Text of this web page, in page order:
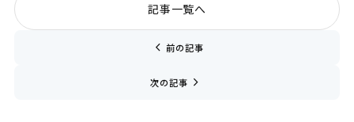
chevron_left 前の記事
記事一覧へ
次の記事 navigate_next